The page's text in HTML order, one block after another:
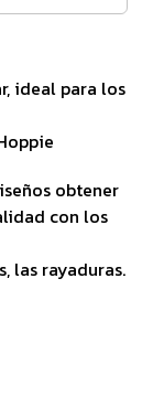
ideal para los
obtener
con los
las rayaduras.